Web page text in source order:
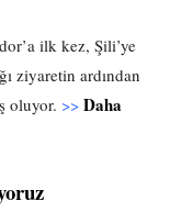
ilk kez, Şili’ye
ziyaretin ardından
oluyor. >> Daha